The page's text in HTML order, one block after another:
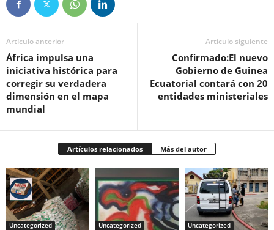
Artículo anterior
África impulsa una
iniciativa histórica para
corregir su verdadera
dimensión en el mapa
mundial
Artículo siguiente
‎Confirmado:El nuevo
Gobierno de Guinea
Ecuatorial contará con 20
entidades ministeriales‎
Artículos relacionados Más del autor
Uncategorized Uncategorized Uncategorized